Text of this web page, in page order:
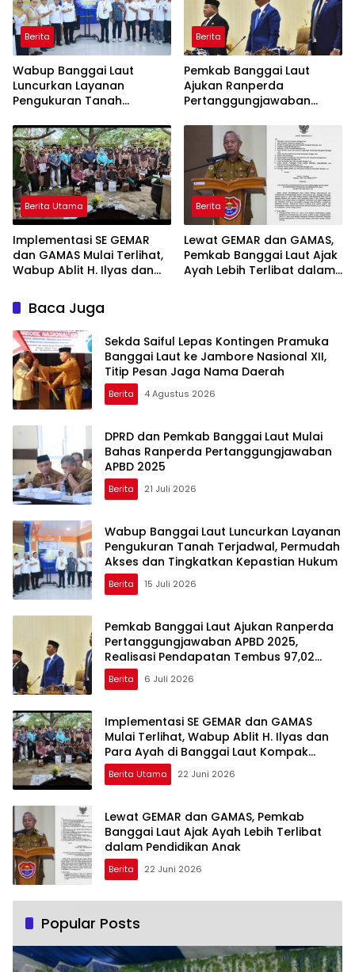
Berita
Wabup Banggai Laut
Luncurkan Layanan
Pengukuran Tanah
Akses dan Tingkatkan
Kepastian Hukum
Berita
Pemkab Banggai Laut
Ajukan Ranperda
Pertanggungjawaban
Pendapatan Tembus 97,02
Berita Utama
Implementasi SE GEMAR
dan GAMAS Mulai Terlihat,
Wabup Ablit H. Ilyas dan
Kompak Ambil Rapor Anak
Berita
Lewat GEMAR dan GAMAS,
Pemkab Banggai Laut Ajak
Ayah Lebih Terlibat dalam
Baca Juga
Sekda Saiful Lepas Kontingen Pramuka
Banggai Laut ke Jambore Nasional XII,
Titip Pesan Jaga Nama Daerah
Berita 4 Agustus 2026
DPRD dan Pemkab Banggai Laut Mulai
Bahas Ranperda Pertanggungjawaban
APBD 2025
Berita 21 Juli 2026
Wabup Banggai Laut Luncurkan Layanan
Pengukuran Tanah Terjadwal, Permudah
Akses dan Tingkatkan Kepastian Hukum
Berita 15 Juli 2026
Pemkab Banggai Laut Ajukan Ranperda
Pertanggungjawaban APBD 2025,
Realisasi Pendapatan Tembus 97,02
Persen
Berita 6 Juli 2026
Implementasi SE GEMAR dan GAMAS
Mulai Terlihat, Wabup Ablit H. Ilyas dan
Para Ayah di Banggai Laut Kompak
Ambil Rapor Anak
Berita Utama 22 Juni 2026
Lewat GEMAR dan GAMAS, Pemkab
Banggai Laut Ajak Ayah Lebih Terlibat
dalam Pendidikan Anak
Berita 22 Juni 2026
Popular Posts